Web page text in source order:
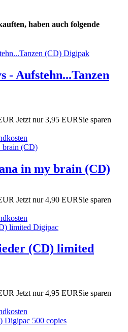
haben auch folgende
- Aufstehn...Tanzen
Jetzt nur3,95 EURSie sparen
in my brain (CD)
Jetzt nur4,90 EURSie sparen
(CD) limited
Jetzt nur4,95 EURSie sparen